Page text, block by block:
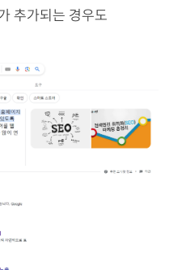
추가되는 경우도